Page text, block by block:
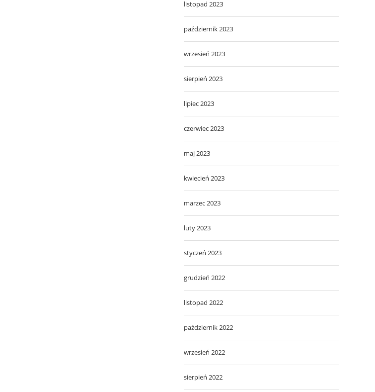
listopad 2023
październik 2023
wrzesień 2023
sierpień 2023
lipiec 2023
czerwiec 2023
maj 2023
kwiecień 2023
marzec 2023
luty 2023
styczeń 2023
grudzień 2022
listopad 2022
październik 2022
wrzesień 2022
sierpień 2022